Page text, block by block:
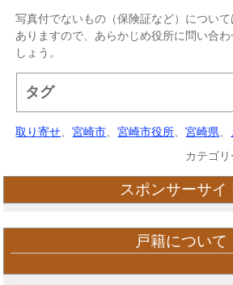
写真付でないもの（保険証など）につい
ありますので、あらかじめ役所に問い合
しょう。
タグ
取り寄せ 、宮崎市 、宮崎市役所 、宮崎県
カテゴリ
スポンサーサイ
戸籍について